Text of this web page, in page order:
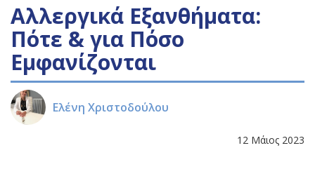
Αλλεργικά Εξανθήματα:
Πότε & για Πόσο
Εμφανίζονται
Ελένη Χριστοδούλου
12 Μάιος 2023